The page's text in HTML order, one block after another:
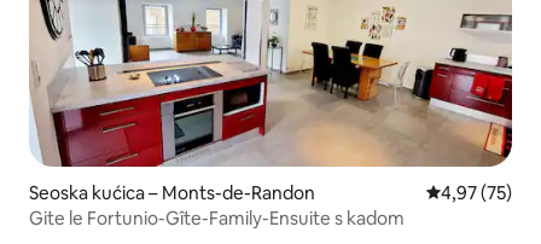
Seoska kućica – Monts-de-Randon Prosječna
4,97 (75)
Gite le Fortunio-Gîte-Family-Ensuite s kadom